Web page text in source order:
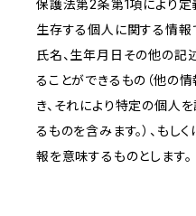
保護法第2条第1項により定
生存する個人に関する情報
氏名、生年月日その他の記
ることができるもの（他の
き、それにより特定の個人
るものを含みます。）、も
報を意味するものとします。